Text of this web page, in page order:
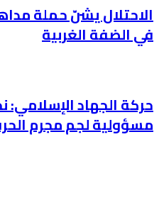
الاحتلال يشنّ حملة
في الضفة الغربية
حركة الجهاد الإسلامي:
مسؤولية لجم مجرم